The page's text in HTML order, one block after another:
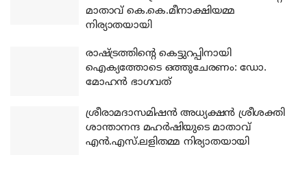
മാതാവ് കെ.കെ.മീനാക്ഷിയമ്മ
നിര്യാതയായി
രാഷ്ട്രത്തിന്റെ കെട്ടുറപ്പിനായി
ഐക്യത്തോടെ ഒത്തുചേരണം: ഡോ.
മോഹന്‍ ഭാഗവത്
ശ്രീരാമദാസമിഷന്‍ അധ്യക്ഷന്‍ ശ്രീശക്തി
ശാന്താനന്ദ മഹര്‍ഷിയുടെ മാതാവ്
എന്‍.എസ്.ലളിതമ്മ നിര്യാതയായി